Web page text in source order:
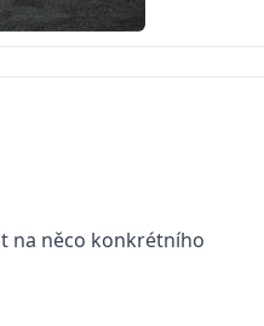
na něco konkrétního